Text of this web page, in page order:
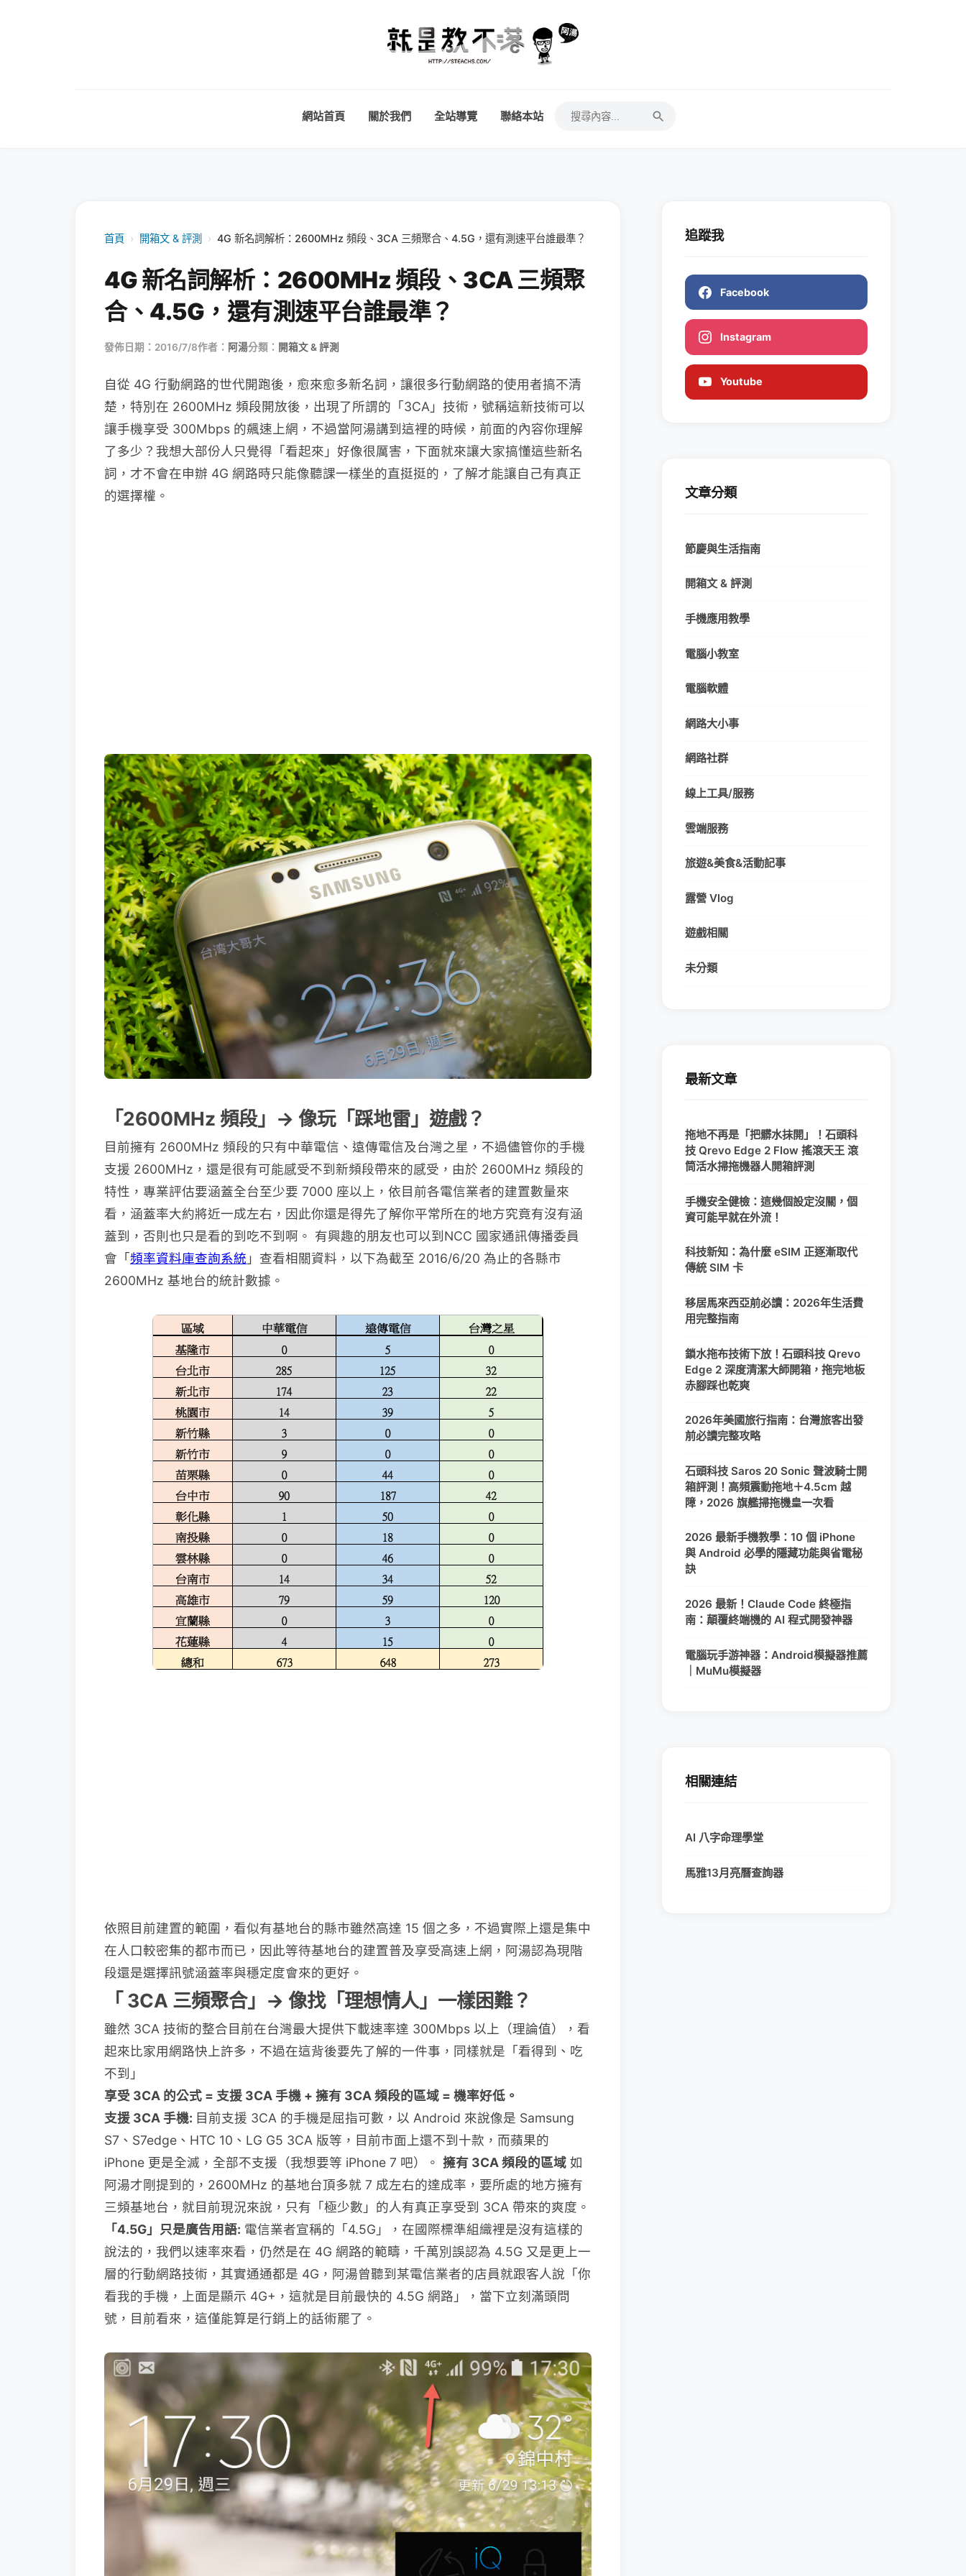
網站首頁 關於我們 全站導覽 聯絡本站
首頁 › 開箱文 & 評測 › 4G 新名詞解析：2600MHz 頻段、3CA 三頻聚合、4.5G，還有測速平台誰最準？
4G 新名詞解析：2600MHz 頻段、3CA 三頻聚
合、4.5G，還有測速平台誰最準？
發佈日期：2016/7/8作者： 阿湯分類： 開箱文 & 評測
自從 4G 行動網路的世代開跑後，愈來愈多新名詞，讓很多行動網路的使用者搞不清
楚，特別在 2600MHz 頻段開放後，出現了所謂的「3CA」技術，號稱這新技術可以
讓手機享受 300Mbps 的飆速上網，不過當阿湯講到這裡的時候，前面的內容你理解
了多少？我想大部份人只覺得「看起來」好像很厲害，下面就來讓大家搞懂這些新名
詞，才不會在申辦 4G 網路時只能像聽課一樣坐的直挺挺的，了解才能讓自己有真正
的選擇權。
「2600MHz 頻段」→ 像玩「踩地雷」遊戲？
目前擁有 2600MHz 頻段的只有中華電信、遠傳電信及台灣之星，不過儘管你的手機
支援 2600MHz，還是很有可能感受不到新頻段帶來的感受，由於 2600MHz 頻段的
特性，專業評估要涵蓋全台至少要 7000 座以上，依目前各電信業者的建置數量來
看，涵蓋率大約將近一成左右，因此你還是得先了解你平常所在的地方究竟有沒有涵
蓋到，否則也只是看的到吃不到啊。 有興趣的朋友也可以到NCC 國家通訊傳播委員
會「頻率資料庫查詢系統 」查看相關資料，以下為截至 2016/6/20 為止的各縣市
2600MHz 基地台的統計數據。
依照目前建置的範圍，看似有基地台的縣市雖然高達 15 個之多，不過實際上還是集中
在人口較密集的都市而已，因此等待基地台的建置普及享受高速上網，阿湯認為現階
段還是選擇訊號涵蓋率與穩定度會來的更好。
「3CA 三頻聚合」→ 像找「理想情人 」 一樣困難？
雖然 3CA 技術的整合目前在台灣最大提供下載速率達 300Mbps 以上（理論值），看
起來比家用網路快上許多，不過在這背後要先了解的一件事，同樣就是「看得到、吃
不到」
享受 3CA 的公式 = 支援 3CA 手機 + 擁有 3CA 頻段的區域 = 機率好低。
支援 3CA 手機: 目前支援 3CA 的手機是屈指可數，以 Android 來說像是 Samsung
S7、S7edge、HTC 10、LG G5 3CA 版等，目前市面上還不到十款，而蘋果的
iPhone 更是全滅，全部不支援（我想要等 iPhone 7 吧）。 擁有 3CA 頻段的區域 如
阿湯才剛提到的，2600MHz 的基地台頂多就 7 成左右的達成率，要所處的地方擁有
三頻基地台，就目前現況來說，只有「極少數」的人有真正享受到 3CA 帶來的爽度。
「4.5G」只是廣告用語: 電信業者宣稱的「4.5G」，在國際標準組織裡是沒有這樣的
說法的，我們以速率來看，仍然是在 4G 網路的範疇，千萬別誤認為 4.5G 又是更上一
層的行動網路技術，其實通通都是 4G，阿湯曾聽到某電信業者的店員就跟客人說「你
看我的手機，上面是顯示 4G+，這就是目前最快的 4.5G 網路」，當下立刻滿頭問
號，目前看來，這僅能算是行銷上的話術罷了。
追蹤我
Facebook
Instagram
Youtube
文章分類
節慶與生活指南
開箱文 & 評測
手機應用教學
電腦小教室
電腦軟體
網路大小事
網路社群
線上工具/服務
雲端服務
旅遊&美食&活動記事
露營 Vlog
遊戲相關
未分類
最新文章
拖地不再是「把髒水抹開」！石頭科
技 Qrevo Edge 2 Flow 搖滾天王 滾
筒活水掃拖機器人開箱評測
手機安全健檢：這幾個設定沒關，個
資可能早就在外流！
科技新知：為什麼 eSIM 正逐漸取代
傳統 SIM 卡
移居馬來西亞前必讀：2026年生活費
用完整指南
鎖水拖布技術下放！石頭科技 Qrevo
Edge 2 深度清潔大師開箱，拖完地板
赤腳踩也乾爽
2026年美國旅行指南：台灣旅客出發
前必讀完整攻略
石頭科技 Saros 20 Sonic 聲波騎士開
箱評測！高頻震動拖地＋4.5cm 越
障，2026 旗艦掃拖機皇一次看
2026 最新手機教學：10 個 iPhone
與 Android 必學的隱藏功能與省電秘
訣
2026 最新！Claude Code 終極指
南：顛覆終端機的 AI 程式開發神器
電腦玩手游神器：Android模擬器推薦
｜MuMu模擬器
相關連結
AI 八字命理學堂
馬雅13月亮曆查詢器